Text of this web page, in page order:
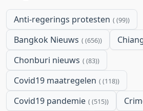
Anti-regerings protesten (99)
Bangkok Nieuws (656)
Chonburi nieuws (83)
Covid19 maatregelen (118)
Covid19 pandemie (515)